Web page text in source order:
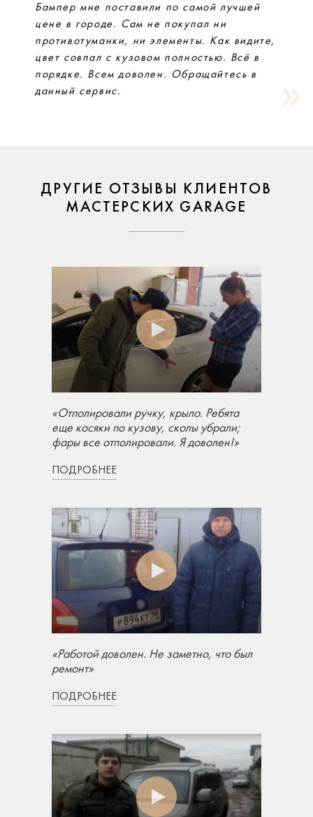
Бампер мне поставили по самой лучшей
цене в городе. Сам не покупал ни
противотуманки, ни элементы. Как видите,
цвет совпал с кузовом полностью. Всё в
порядке. Всем доволен. Обращайтесь в
данный сервис.
ДРУГИЕ ОТЗЫВЫ КЛИЕНТОВ
МАСТЕРСКИХ GARAGE
«Отполировали ручку, крыло. Ребята
еще косяки по кузову, сколы убрали;
фары все отполировали. Я доволен!»
ПОДРОБНЕЕ
«Работой доволен. Не заметно, что был
ремонт»
ПОДРОБНЕЕ